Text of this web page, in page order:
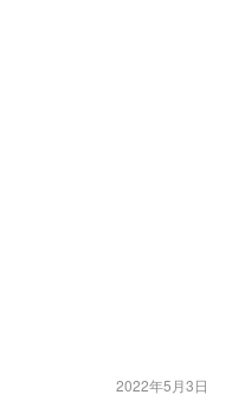
2022年5月3日